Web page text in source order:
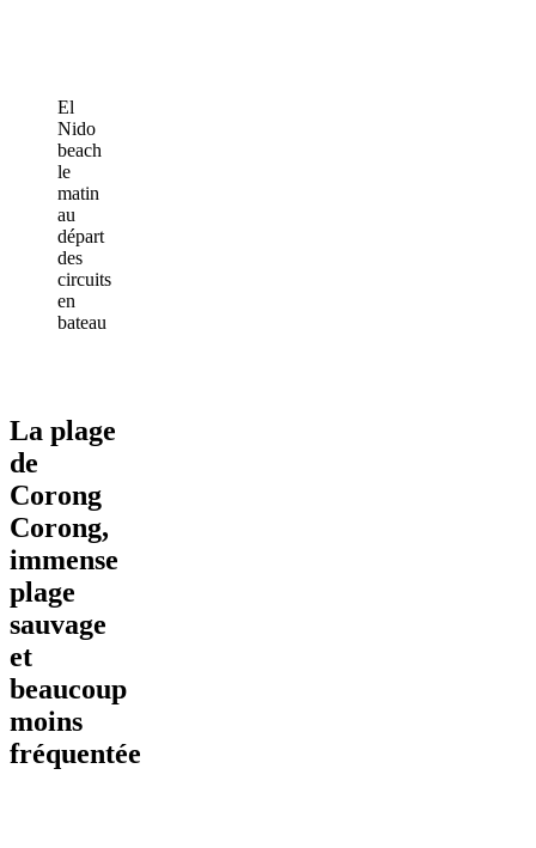
El
Nido
beach
le
matin
au
départ
des
circuits
en
bateau
La plage
de
Corong
Corong,
immense
plage
sauvage
et
beaucoup
moins
fréquentée